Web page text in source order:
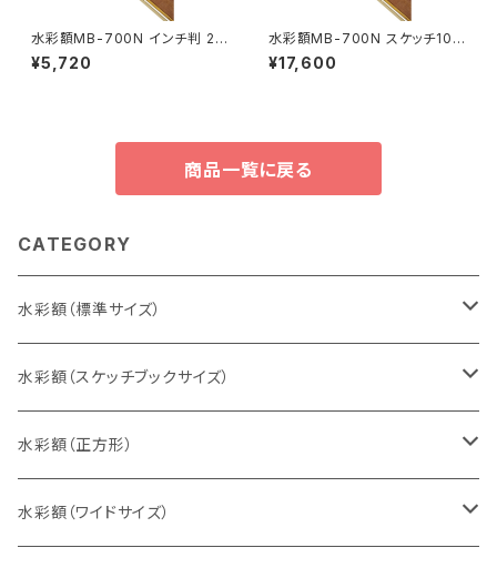
水彩額MB-700N インチ判 20
3×254ミリ
¥5,720
水彩額MB-700N スケッチ10F
595×670ミリ
¥17,600
商品一覧に戻る
CATEGORY
水彩額（標準サイズ）
インチ判（203×254ミリ）
八切判（242×303ミリ）
太子判（288×379ミリ）
水彩額（スケッチブックサイズ）
スケッチ4Ｆ（352×443ミリ）
スケッチ6Ｆ（458×550ミリ）
水彩額（正方形）
10cm正方形（100×100ミリ）
水彩額（ワイドサイズ）